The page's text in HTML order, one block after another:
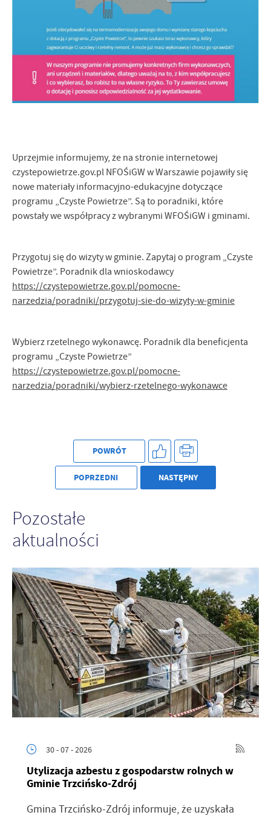
Uprzejmie informujemy, że na stronie internetowej
czystepowietrze.gov.pl NFOŚiGW w Warszawie pojawiły się
nowe materiały informacyjno-edukacyjne dotyczące
programu „Czyste Powietrze”. Są to poradniki, które
powstały we współpracy z wybranymi WFOŚiGW i gminami.
Przygotuj się do wizyty w gminie. Zapytaj o program „Czyste
Powietrze”. Poradnik dla wnioskodawcy
https://czystepowietrze.gov.pl/pomocne-
narzedzia/poradniki/przygotuj-sie-do-wizyty-w-gminie
Wybierz rzetelnego wykonawcę. Poradnik dla beneficjenta
programu „Czyste Powietrze”
https://czystepowietrze.gov.pl/pomocne-
narzedzia/poradniki/wybierz-rzetelnego-wykonawce
POWRÓT
POPRZEDNI NASTĘPNY
Pozostałe
aktualności
30 - 07 - 2026
Utylizacja azbestu z gospodarstw rolnych w
Gminie Trzcińsko-Zdrój
Gmina Trzcińsko-Zdrój informuje, że uzyskała
Firmy te działają w charakterze pośredników prezentujących nasze
treści w postaci wiadomości, ofert, komunikatów mediów
społecznościowych.